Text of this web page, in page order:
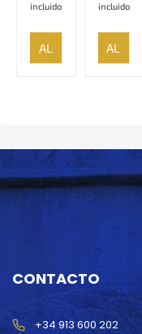
incluido
AL
CARRITO
incluido
AL
CARRITO
CONTACTO
+34 913 600 202